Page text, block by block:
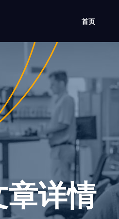
首页
章详情